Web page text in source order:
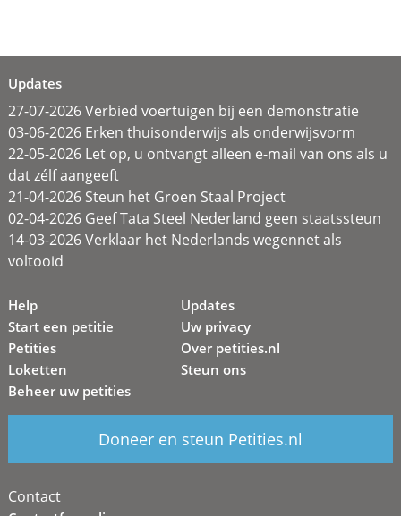
Updates
27-07-2026 Verbied voertuigen bij een demonstratie
03-06-2026 Erken thuisonderwijs als onderwijsvorm
22-05-2026 Let op, u ontvangt alleen e-mail van ons als u
dat zélf aangeeft
21-04-2026 Steun het Groen Staal Project
02-04-2026 Geef Tata Steel Nederland geen staatssteun
14-03-2026 Verklaar het Nederlands wegennet als
voltooid
Help
Start een petitie
Petities
Loketten
Beheer uw petities
Updates
Uw privacy
Over petities.nl
Steun ons
Doneer en steun Petities.nl
Contact